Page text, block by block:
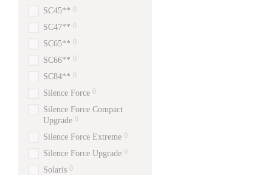
SC45** 0
SC47** 0
SC65** 0
SC66** 0
SC84** 0
Silence Force 0
Silence Force Compact
Upgrade 0
Silence Force Extreme 0
Silence Force Upgrade 0
Solaris 0